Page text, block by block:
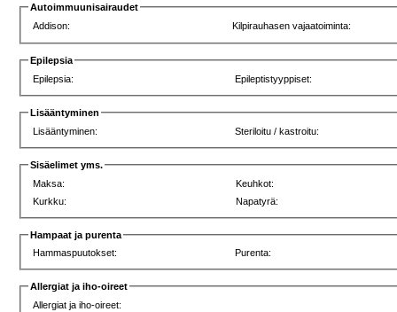
Autoimmuunisairaudet
Addison:
Kilpirauhasen vajaatoiminta:
Epilepsia
Epilepsia:
Epileptistyyppiset:
Lisääntyminen
Lisääntyminen:
Steriloitu / kastroitu:
Sisäelimet yms.
Maksa:
Keuhkot:
Kurkku:
Napatyrä:
Hampaat ja purenta
Hammaspuutokset:
Purenta:
Allergiat ja iho-oireet
Allergiat ja iho-oireet: